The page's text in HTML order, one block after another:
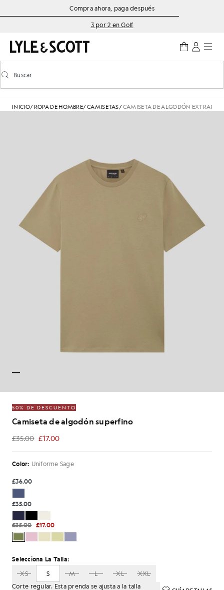
Saltar al contenido principal
Información de accesibilidadCompra ahora, paga después
3 por 2 en Golf
Activar/desactivar la búsqueda predictiva
Buscar
INICIO/ ROPA DE HOMBRE/CAMISETAS/CAMISETA DE ALGODÓN
50% DE DESCUENTO
Camiseta de algodón superfino
£35.00 £17.00
£17.00
Color: Uniforme Sage
£36.00
£35.00
£35.00 £17.00
Selecciona La Talla:
XS
S M L XL
XXL
Corte regular. Esta prenda se ajusta a la talla